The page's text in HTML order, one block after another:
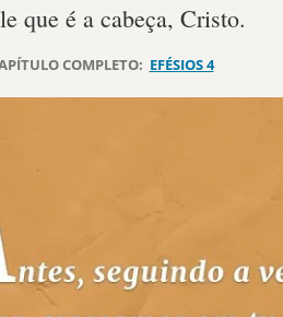
que é a cabeça, Cristo.
COMPLETO: EFÉSIOS 4